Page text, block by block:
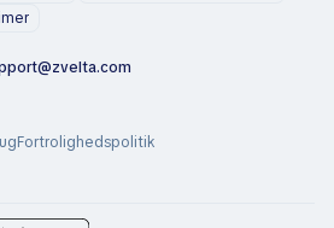
Fortrolighedspolitik